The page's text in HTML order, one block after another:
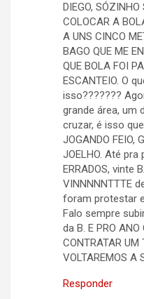
DIEGO,
COLOCAR A
A UNS CINCO
BAGO QUE ME
QUE BOLA FOI
ESCANTEIO. O
isso???????
grande área, um
cruzar, é isso
JOGANDO FEIO,
JOELHO. Até pra
ERRADOS, vinte
VINNNNNTTTE
foram protestar
Falo sempre
da B. E PRO ANO
CONTRATAR UM
VOLTAREMOS A
Responder